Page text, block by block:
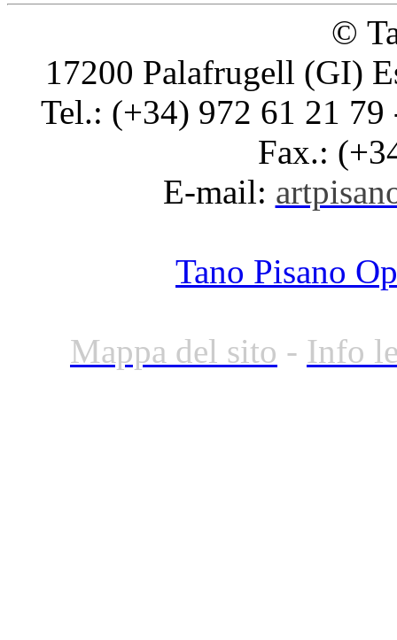
©
17200 Palafrugell (GI)
Tel.: (+34) 972 61 21
Fax.:
E-mail:
Tano Pisano
Mappa del sito - Info